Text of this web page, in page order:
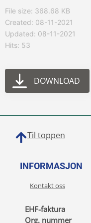
File size: 368.68 KB
Created: 08-11-2021
Updated: 08-11-2021
Hits: 53
DOWNLOAD
Til toppen
INFORMASJON
Kontakt oss
EHF-faktura
Org. nummer